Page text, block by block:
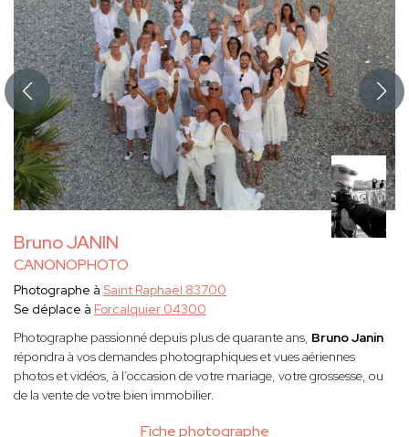
Bruno JANIN
CANONOPHOTO
Fiche photographe
Photographe à Saint Raphaël 83700
Se déplace à Forcalquier 04300
Photographe passionné depuis plus de quarante ans, Bruno Janin
répondra à vos demandes photographiques et vues aériennes
photos et vidéos, à l’occasion de votre mariage, votre grossesse, ou
de la vente de votre bien immobilier.